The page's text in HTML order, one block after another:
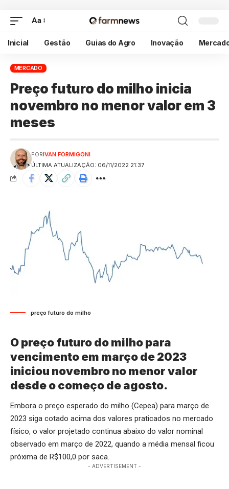
Aa
Inicial Gestão Guias do Agro Inovação
MERCADO
Preço futuro do milho inicia
novembro no menor valor em 3
meses
ÚLTIMA ATUALIZAÇÃO: 06/11/2022 21:37
PORIVAN FORMIGONI
preço futuro do milho
O preço futuro do milho para
vencimento em março de 2023
iniciou novembro no menor valor
desde o começo de agosto.
Embora o preço esperado do milho (Cepea) para março de
2023 siga cotado acima dos valores praticados no mercado
físico, o valor projetado continua abaixo do valor nominal
observado em março de 2022, quando a média mensal ficou
próxima de R$100,0 por saca.
- ADVERTISEMENT -